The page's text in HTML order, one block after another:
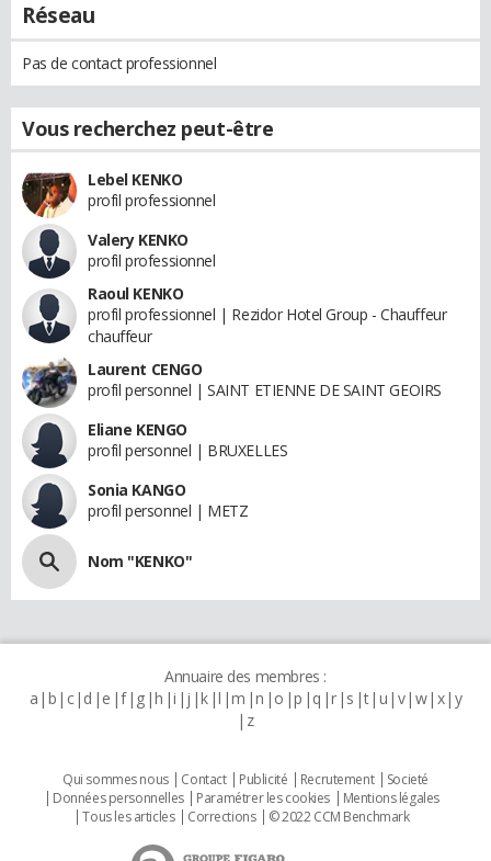
Réseau
Pas de contact professionnel
Vous recherchez peut-être
Lebel KENKO
profil professionnel
Valery KENKO
profil professionnel
Raoul KENKO
profil professionnel | Rezidor Hotel Group - Chauffeur
chauffeur
Laurent CENGO
profil personnel | SAINT ETIENNE DE SAINT GEOIRS
Eliane KENGO
profil personnel | BRUXELLES
Sonia KANGO
profil personnel | METZ
Nom "KENKO"
Annuaire des membres :
a b c d e f g h i j k l m n o p q r s t u v w x y
z
Qui sommes nous Contact Publicité Recrutement
Societé
Données personnelles
Paramétrer les cookies
Mentions légales
Tous les articles
Corrections © 2022 CCM Benchmark